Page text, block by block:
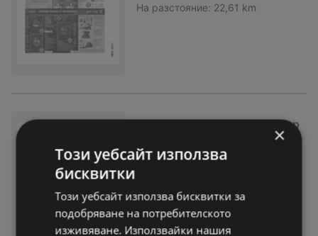
На разстояние: 22,61 km
Зареди с емоции в Техномар
кет с валидност до 04.02.20
26
Изтекла валидност на:
На разстояние: 22,61 km
×
Този уебсайт използва
бисквитки
Този уебсайт използва бисквитки за
подобряване на потребителското
изживяване. Използвайки нашия